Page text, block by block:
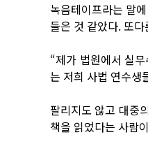
녹음테이프라는 말
들은 것 같았다. 또
“제가 법원에서 실
는 저희 사법 연수생
팔리지도 않고 대중
책을 읽었다는 사람